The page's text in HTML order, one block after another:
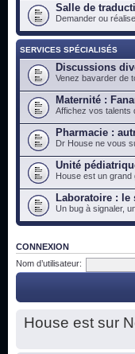
Salle de
Demander ou
SERVICES SPÉCIALISÉS
Discussions
Venez bavarder de
Maternité :
Affichez vos talents
Pharmacie :
Dr House ne vous
Unité
House est un grand
Laboratoire : le
Un bug à signaler,
CONNEXION
Nom d’utilisateur:
House est sur